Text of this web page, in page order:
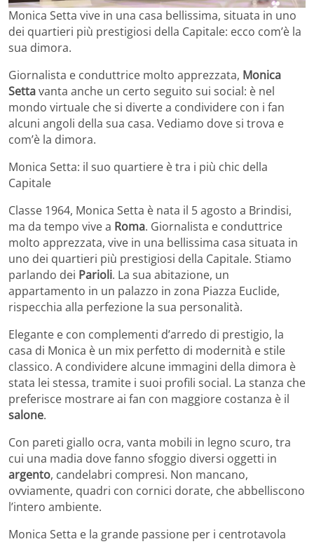
Monica Setta vive in una casa bellissima, situata in uno
dei quartieri più prestigiosi della Capitale: ecco com’è la
sua dimora.
Giornalista e conduttrice molto apprezzata, Monica
Settavanta anche un certo seguito sui social: è nel
mondo virtuale che si diverte a condividere con i fan
alcuni angoli della sua casa. Vediamo dove si trova e
com’è la dimora.
Monica Setta: il suo quartiere è tra i più chic della
Capitale
Classe 1964, Monica Setta è nata il 5 agosto a Brindisi,
ma da tempo vive a Roma. Giornalista e conduttrice
molto apprezzata, vive in una bellissima casa situata in
uno dei quartieri più prestigiosi della Capitale. Stiamo
parlando dei Parioli. La sua abitazione, un
appartamento in un palazzo in zona Piazza Euclide,
rispecchia alla perfezione la sua personalità.
Elegante e con complementi d’arredo di prestigio, la
casa di Monica è un mix perfetto di modernità e stile
classico. A condividere alcune immagini della dimora è
stata lei stessa, tramite i suoi profili social. La stanza che
preferisce mostrare ai fan con maggiore costanza è il
salone.
Con pareti giallo ocra, vanta mobili in legno scuro, tra
cui una madia dove fanno sfoggio diversi oggetti in
argento, candelabri compresi. Non mancano,
ovviamente, quadri con cornici dorate, che abbelliscono
l’intero ambiente.
Monica Setta e la grande passione per i centrotavola